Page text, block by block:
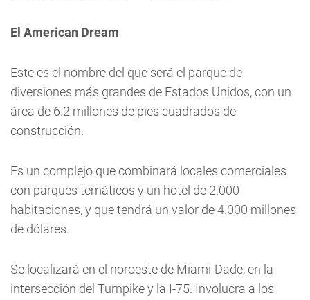
El American Dream
Este es el nombre del que será el parque de
diversiones más grandes de Estados Unidos, con un
área de 6.2 millones de pies cuadrados de
construcción.
Es un complejo que combinará locales comerciales
con parques temáticos y un hotel de 2.000
habitaciones, y que tendrá un valor de 4.000 millones
de dólares.
Se localizará en el noroeste de Miami-Dade, en la
intersección del Turnpike y la I-75. Involucra a los